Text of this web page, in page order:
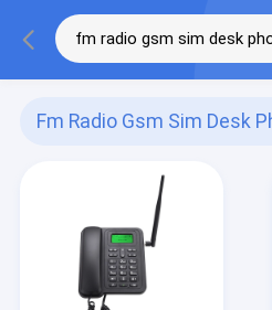
Fm Radio Gsm Sim Desk